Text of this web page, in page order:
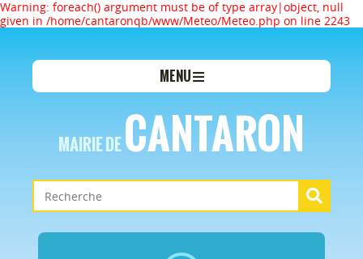
Warning: foreach() argument must be of type array|object, null
given in /home/cantaronqb/www/Meteo/Meteo.php on line 2243
MENU
MAIRIE DECANTARON